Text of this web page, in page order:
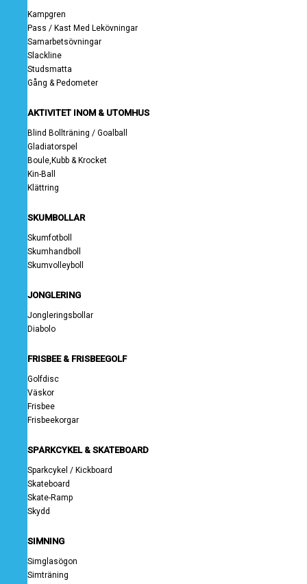
Kampgren
Pass / Kast Med Lekövningar
Samarbetsövningar
Slackline
Studsmatta
Gång & Pedometer
AKTIVITET INOM & UTOMHUS
Blind Bollträning / Goalball
Gladiatorspel
Boule,Kubb & Krocket
Kin-Ball
Klättring
SKUMBOLLAR
Skumfotboll
Skumhandboll
Skumvolleyboll
JONGLERING
Jongleringsbollar
Diabolo
FRISBEE & FRISBEEGOLF
Golfdisc
Väskor
Frisbee
Frisbeekorgar
SPARKCYKEL & SKATEBOARD
Sparkcykel / Kickboard
Skateboard
Skate-Ramp
Skydd
SIMNING
Simglasögon
Simträning